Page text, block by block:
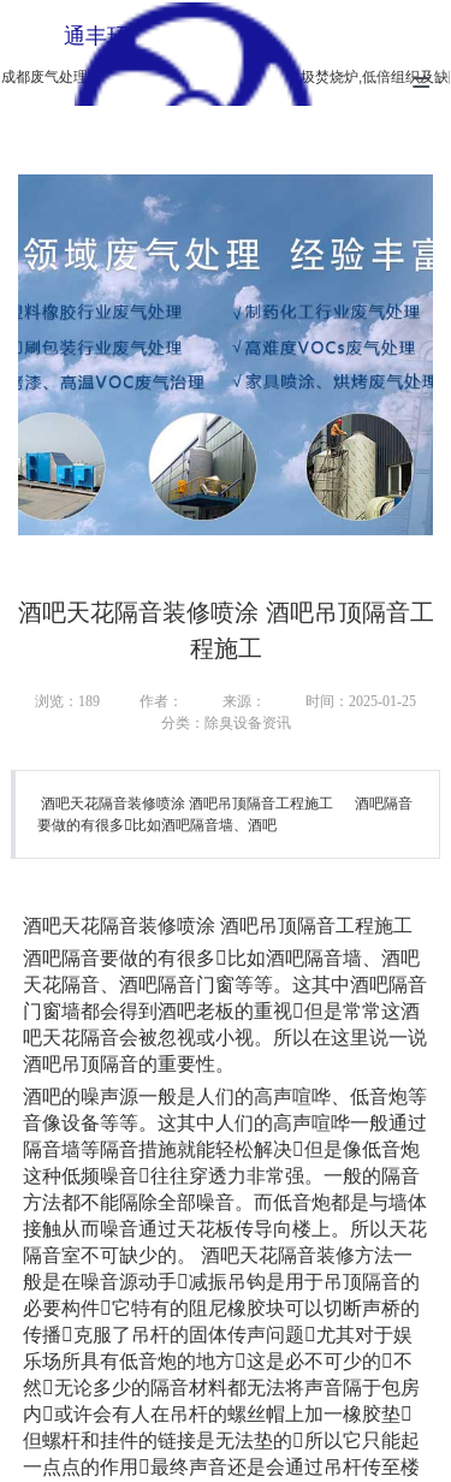
=
通丰环保
成都废气处理设备,生物除臭,垃圾燃烧炉,无烟垃圾焚烧炉,低倍组织及
酒吧天花隔音装修喷涂 酒吧吊顶隔音工
程施工
浏览： 189 作者： 来源：
时间：2025-01-25
分类：除臭设备资讯
酒吧天花隔音装修喷涂 酒吧吊顶隔音工程施工 酒吧隔音
要做的有很多比如酒吧隔音墙、酒吧
酒吧天花隔音装修喷涂 酒吧吊顶隔音工程施工
酒吧隔音要做的有很多比如酒吧隔音墙、酒吧
天花隔音、酒吧隔音门窗等等。这其中酒吧隔音
门窗墙都会得到酒吧老板的重视但是常常这酒
吧天花隔音会被忽视或小视。所以在这里说一说
酒吧吊顶隔音的重要性。
酒吧的噪声源一般是人们的高声喧哗、低音炮等
音像设备等等。这其中人们的高声喧哗一般通过
隔音墙等隔音措施就能轻松解决但是像低音炮
这种低频噪音往往穿透力非常强。一般的隔音
方法都不能隔除全部噪音。而低音炮都是与墙体
接触从而噪音通过天花板传导向楼上。所以天花
隔音室不可缺少的。 酒吧天花隔音装修方法一
般是在噪音源动手减振吊钩是用于吊顶隔音的
必要构件它特有的阻尼橡胶块可以切断声桥的
传播克服了吊杆的固体传声问题尤其对于娱
乐场所具有低音炮的地方这是必不可少的不
然无论多少的隔音材料都无法将声音隔于包房
内或许会有人在吊杆的螺丝帽上加一橡胶垫
但螺杆和挂件的链接是无法垫的所以它只能起
一点点的作用最终声音还是会通过吊杆传至楼